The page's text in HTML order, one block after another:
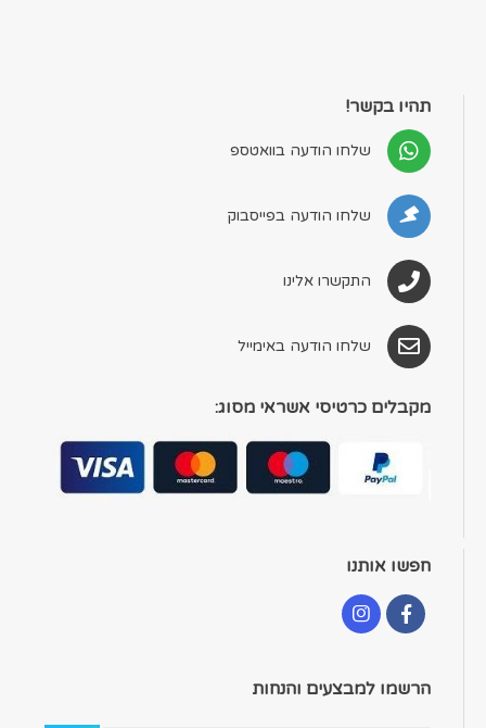
תהיו בקשר!
שלחו הודעה בוואטספ
שלחו הודעה בפייסבוק
התקשרו אלינו
שלחו הודעה באימייל
מקבלים כרטיסי אשראי מסוג:
חפשו אותנו
הרשמו למבצעים והנחות